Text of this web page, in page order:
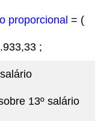
proporcional = (
;
13º salário